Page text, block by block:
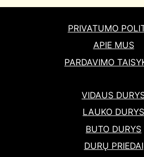
PRIVATUMO
APIE MUS
PARDAVIMO
VIDAUS
LAUKO DURYS
BUTO DURYS
DURŲ PRIEDAI